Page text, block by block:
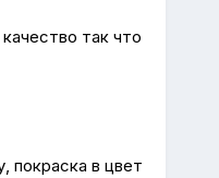
так что
покраска в цвет